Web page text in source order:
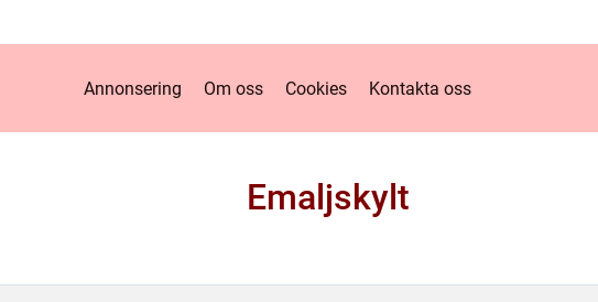
Annonsering Om oss Cookies Kontakta oss
Emaljskylt